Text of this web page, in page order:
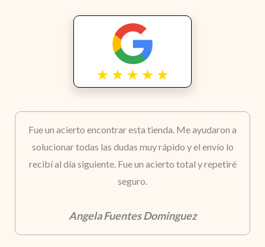
Fue un acierto encontrar esta tienda. Me ayudaron a
solucionar todas las dudas muy rápido y el envío lo
recibí al día siguiente. Fue un acierto total y repetiré
seguro.
Angela Fuentes Dominguez